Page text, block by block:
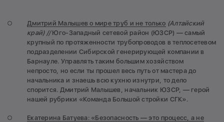
Дмитрий Малышев о мире труб и не только (Алтайский
край) //Юго-Западный сетевой район (ЮЗСР) — самый
крупный по протяженности трубопроводов в теплосетевом
подразделении Сибирской генерирующей компании в
Барнауле. Управлять таким большим хозяйством
непросто, но если ты прошел весь путь от мастера до
начальника и знаешь всю кухню изнутри, то дело
спорится. Дмитрий Малышев, начальник ЮЗСР, — герой
нашей рубрики «Команда Большой стройки СГК».
Екатерина Батуева: «Безопасность — это процесс, а не